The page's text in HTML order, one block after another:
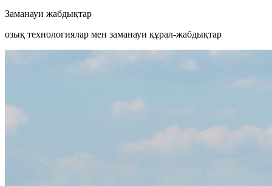
Заманауи жабдықтар
озық технологиялар мен заманауи құрал-жабдықтар